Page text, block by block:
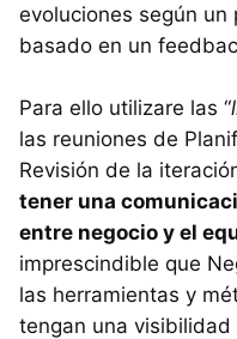
evoluciones según un
basado en un
Para ello utilizare las “
las reuniones de
Revisión de la
tener una
entre negocio y el
imprescindible que
las herramientas y
tengan una